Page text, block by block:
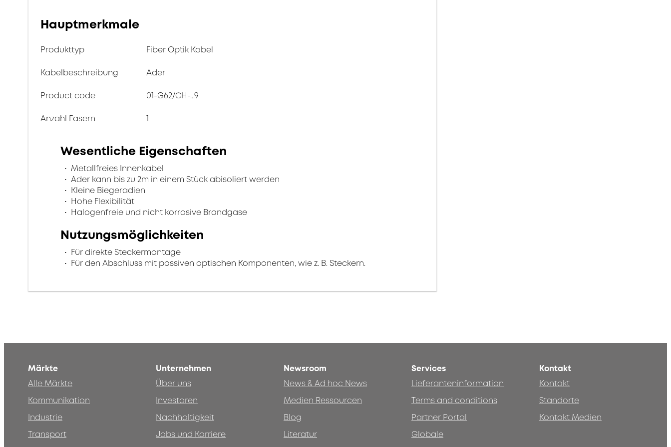
Hauptmerkmale
Produkttyp Fiber Optik Kabel
Kabelbeschreibung Ader
Product code 01-G62/CH-...9
Anzahl Fasern 1
Wesentliche Eigenschaften
Metallfreies Innenkabel
Ader kann bis zu 2m in einem Stück abisoliert werden
Kleine Biegeradien
Hohe Flexibilität
Halogenfreie und nicht korrosive Brandgase
Nutzungsmöglichkeiten
Für direkte Steckermontage
Für den Abschluss mit passiven optischen Komponenten, wie z. B. Steckern.
Märkte
Alle Märkte
Kommunikation
Industrie
Transport
Unternehmen
Über uns
Investoren
Nachhaltigkeit
Jobs und Karriere
Newsroom
News & Ad hoc News
Medien Ressourcen
Blog
Literatur
Services
Lieferanteninformation
Terms and conditions
Partner Portal
Globale
Kontakt
Kontakt
Standorte
Kontakt Medien